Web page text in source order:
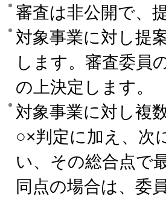
審査は非公開で、
対象事業に対し提
します。審査委員
の上決定します。
対象事業に対し複
○×判定に加え、次
い、その総合点で
同点の場合は、委